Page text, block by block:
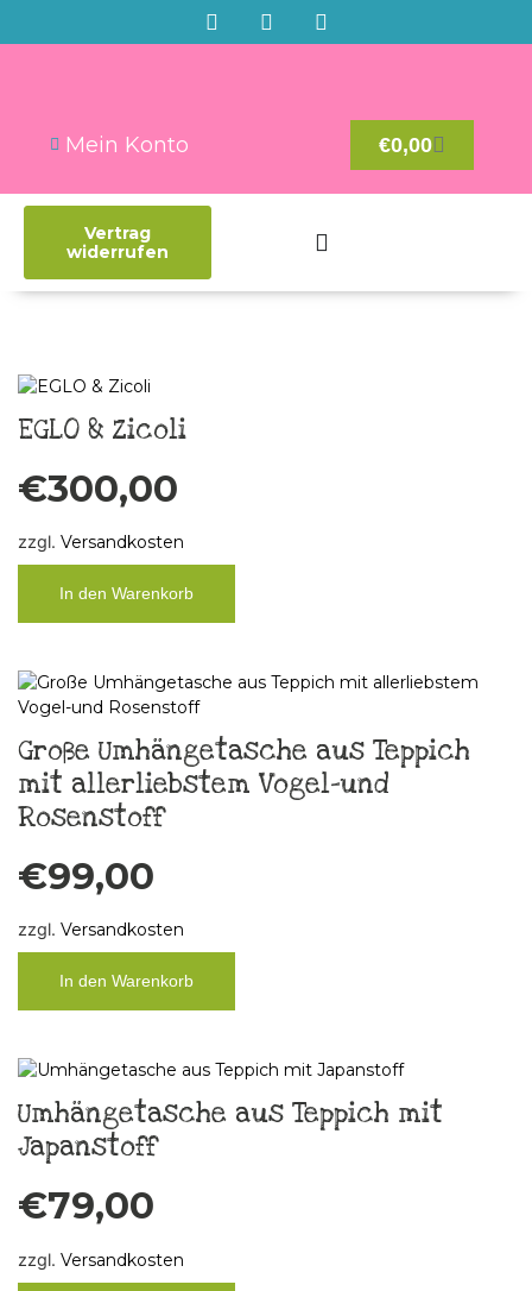
Mein Konto €0,00
Vertrag
widerrufen
EGLO & Zicoli
€300,00
zzgl. Versandkosten
In den Warenkorb
Große Umhängetasche aus Teppich
mit allerliebstem Vogel-und
Rosenstoff
€99,00
zzgl. Versandkosten
In den Warenkorb
Umhängetasche aus Teppich mit
Japanstoff
€79,00
zzgl. Versandkosten